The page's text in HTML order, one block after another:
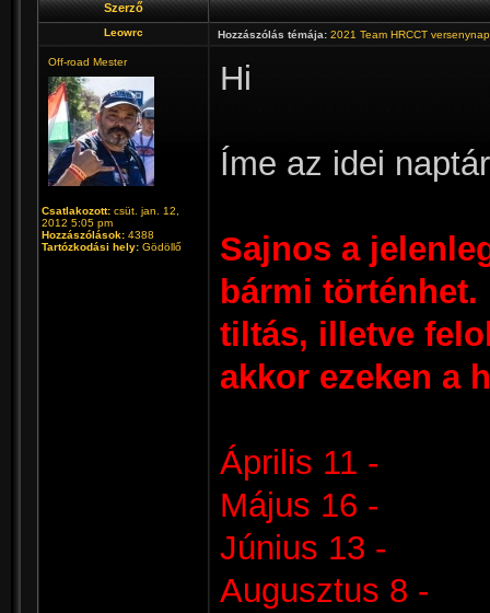
Szerző
Leowrc Hozzászólás témája: 2021 Team HRCCT
Off-road Mester
Csatlakozott: csüt. jan. 12,
2012 5:05 pm
Hozzászólások: 4388
Tartózkodási hely: Gödöllő
Hi
Íme az idei
Sajnos a
bármi történhet.
tiltás, illetve
akkor ezeken a
Április 11 -
Május 16 -
Június 13 -
Augusztus 8 -